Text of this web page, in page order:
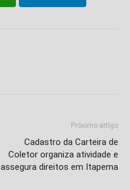
Próximo artigo
Cadastro da Carteira de
Coletor organiza atividade e
assegura direitos em Itapema